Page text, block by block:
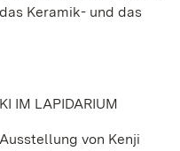
Keramik- und das
IM LAPIDARIUM
von Kenji